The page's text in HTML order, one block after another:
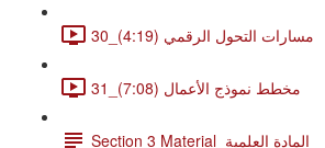
30_مسارات التحول الرقمي (4:19)
31_مخطط نموذج الأعمال (7:08)
Section 3 Material_المادة العلمية